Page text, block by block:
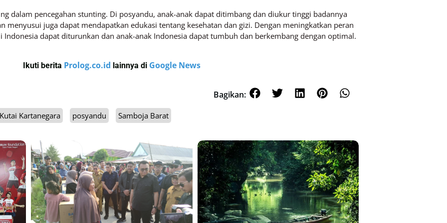
dalam pencegahan stunting. Di posyandu, anak-anak dapat ditimbang dan diukur tinggi badannya
menyusui juga dapat mendapatkan edukasi tentang kesehatan dan gizi. Dengan meningkatkan peran
dapat diturunkan dan anak-anak Indonesia dapat tumbuh dan berkembang dengan optimal.
Ikuti berita Prolog.co.id lainnya di Google News
Bagikan:
Kutai Kartanegara posyandu Samboja Barat